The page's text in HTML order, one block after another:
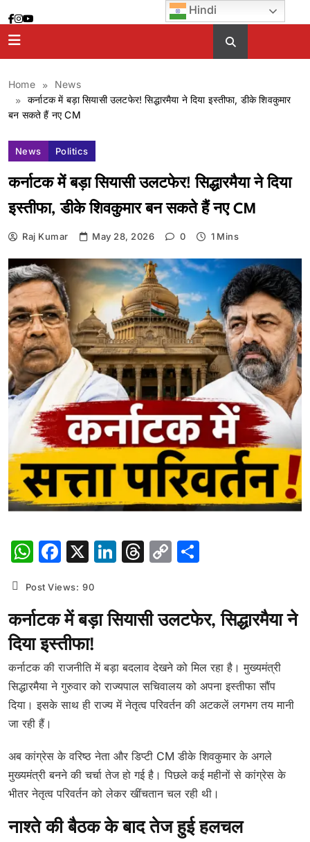
to
content
Home
News
कर्नाटक में बड़ा सियासी उलटफेर! सिद्धारमैया ने दिया इस्तीफा, डीके शिवकुमार
बन सकते हैं नए CM
News Politics
कर्नाटक में बड़ा सियासी उलटफेर! सिद्धारमैया ने दिया
इस्तीफा, डीके शिवकुमार बन सकते हैं नए CM
Raj Kumar May 28, 2026 0 1 Mins
WhatsApp
Facebook
X LinkedIn
Threads
Copy
Post Views: 90
कर्नाटक में बड़ा सियासी उलटफेर, सिद्धारमैया ने
दिया इस्तीफा!
कर्नाटक की राजनीति में बड़ा बदलाव देखने को मिल रहा है। मुख्यमंत्री
सिद्धारमैया ने गुरुवार को राज्यपाल सचिवालय को अपना इस्तीफा सौंप
दिया। इसके साथ ही राज्य में नेतृत्व परिवर्तन की अटकलें लगभग तय मानी
जा रही हैं।
अब कांग्रेस के वरिष्ठ नेता और डिप्टी CM डीके शिवकुमार के अगले
मुख्यमंत्री बनने की चर्चा तेज हो गई है। पिछले कई महीनों से कांग्रेस के
भीतर नेतृत्व परिवर्तन को लेकर खींचतान चल रही थी।
नाश्ते की बैठक के बाद तेज हुई हलचल
Hindi